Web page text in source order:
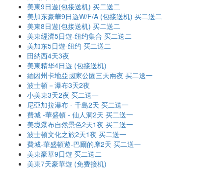
美東9日遊(包接送机) 买二送二
美加东豪華9日遊W/F/A (包接送机) 买二送二
美東8日遊(包接送机) 买二送二
美東經濟5日遊-纽约集合 买二送二
美加东5日遊-纽约 买二送二
田納西4天3夜
美東精华4日遊 (包接送机)
緬因州卡地亞國家公園三天兩夜 买二送一
波士頓－瀑布3天2夜
小美東3天2夜 买二送一
尼亞加拉瀑布 - 千島2天 买二送一
費城 -華盛頓 - 仙人洞2天 买二送一
美境瀑布自然景色2天1夜 买二送一
波士頓文化之旅2天1夜 买二送一
費城-華盛頓遊-巴爾的摩2天 买二送一
美東豪華9日遊 买二送二
美東7天豪華遊 (免费接机)